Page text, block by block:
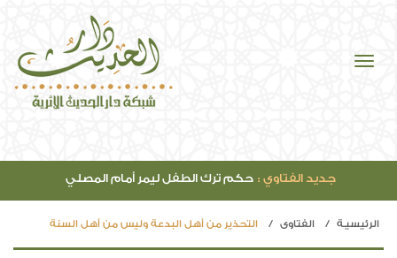
جديد الفتاوي : حكم ترك الطفل ليمر أمام المصلي
الرئيسيـة الفتاوي التحذير من أهل البدعة وليس من أهل السنة